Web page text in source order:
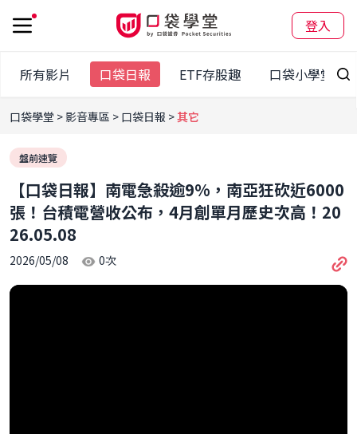
登入
所有影片 口袋日報 ETF存股趣 口袋小學堂
口袋學堂 影音專區 口袋日報 其它
盤前速覽
【口袋日報】南電急殺逾9%，南亞狂砍近6000
張！台積電營收公布，4月創單月歷史次高！20
26.05.08
2026/05/08 0次